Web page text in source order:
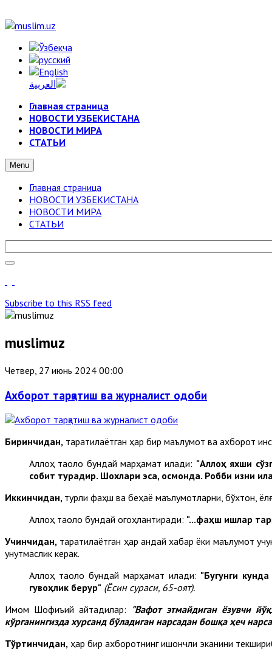
Главная страница
НОВОСТИ УЗБЕКИСТАНА
НОВОСТИ МИРА
СТАТЬИ
Menu
Главная страница
НОВОСТИ УЗБЕКИСТАНА
НОВОСТИ МИРА
СТАТЬИ
Subscribe to this RSS feed
muslimuz
Четвер, 27 июнь 2024 00:00
Ахборот тарқатиш ва журналист одоби
Биринчидан, тарқатилаётган ҳар бир маълумот ва ахборот
Аллоҳ таоло бундай марҳамат қилади: "Аллоҳ яхши
собит турадир. Шохлари эса, осмонда. Робби изни
Иккинчидан, турли фаҳш ва беҳаё маълумотларни, бўхтон,
Аллоҳ таоло бундай огоҳлантиради: "...фаҳш ишлар
Учинчидан, тарқатилаётган ҳар қандай хабар ёки маълумот
унутмаслик керак.
Аллоҳ таоло бундай марҳамат қилади: "Бугунги
гувоҳлик берур" (Ёсин сураси, 65-оят).
Имом Шофиъий айтадилар: "Вафот этмайдиган ёзувчи
кўрганингизда хурсанд бўладиган нарсадан бошқа ҳеч
Тўртинчидан, ҳар бир ахборотнинг ишончли эканини